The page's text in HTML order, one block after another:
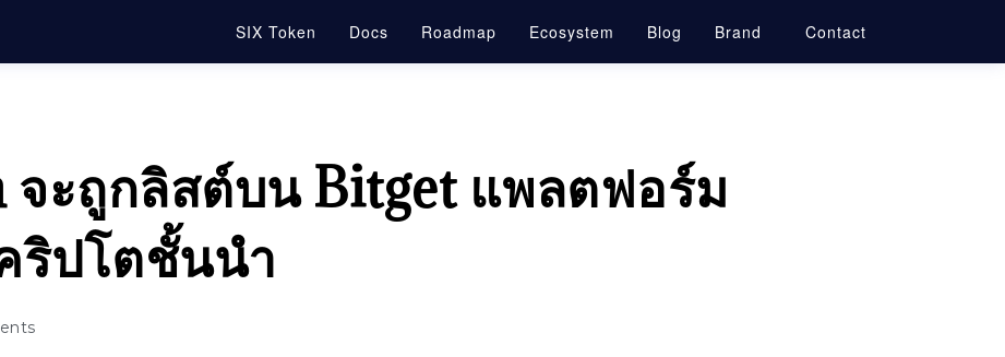
SIX Token Docs Roadmap Ecosystem Blog Brand Contact
จะถูกลิสต์บน Bitget แพลตฟอร์ม
ริปโตชั้นนำ